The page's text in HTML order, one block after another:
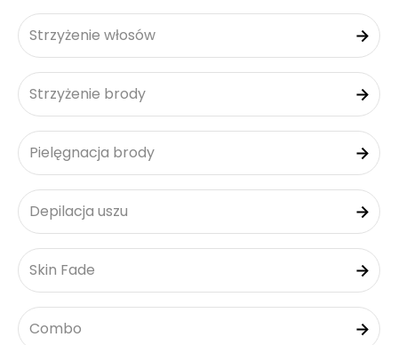
Strzyżenie włosów
Strzyżenie brody
Pielęgnacja brody
Depilacja uszu
Skin Fade
Combo